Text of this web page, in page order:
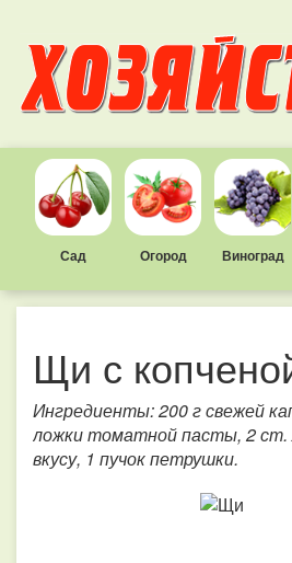
Сад Огород Виноград
Щи с
Ингредиенты: 200 г свежей
ложки томатной пасты, 2 ст.
вкусу, 1 пучок петрушки.